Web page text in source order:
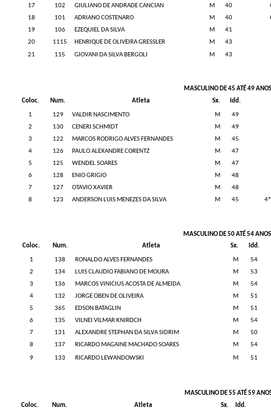
17 102 GIULIANO DE ANDRADE CANCIAN M 40
18
101 ADRIANO COSTENARO M 40
19
106 EZEQUIEL DA SILVA M
41
20
1115 HENRIQUE DE OLIVEIRA GRESSLER M
43
21
115 GIOVANI DA SILVA BERGOLI M 43
MASCULINO DE 45 ATÉ 49 ANOS
Coloc.
Num. Atleta Sx. Idd.
1 129 VALDIR NASCIMENTO M
49
2
130 CENERI SCHMIDT M
49
3
122 MARCOS RODRIGO ALVES FERNANDES M
45
4
126 PAULO ALEXANDRE CORENTZ M
47
5
125 WENDEL SOARES M
47
6
128 ENIO GRIGIO M
48
7
127 OTAVIO XAVIER M
48
8
123 ANDERSON LUIS MENEZES DA SILVA M 45
MASCULINO DE 50 ATÉ 54 ANOS
Coloc.
Num. Atleta Sx. Idd.
1 138 RONALDO ALVES FERNANDES M
54
2
134 LUIS CLAUDIO FABIANO DE MOURA M
53
3
136 MARCOS VINICIUS ACOSTA DE ALMEIDA M
54
4
132 JORGE OBEN DE OLIVEIRA M
51
5
365 EDSON BATAGLIN M
51
6
135 VILNEI VILMAR KNIRDCH M
54
7
131 ALEXANDRE STEPHAN DA SILVA SIDRIM M
50
8
137 RICARDO MAGAINE MACHADO SOARES M
54
9
133 RICARDO LEWANDOWSKI M 51
MASCULINO DE 55 ATÉ 59
Coloc.
Num. Atleta Sx. Idd.